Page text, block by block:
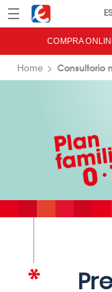
Menú Eroski
COMPRA
Home Consultorio